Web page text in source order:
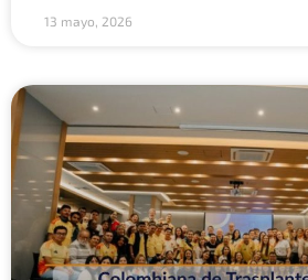
13 mayo, 2026